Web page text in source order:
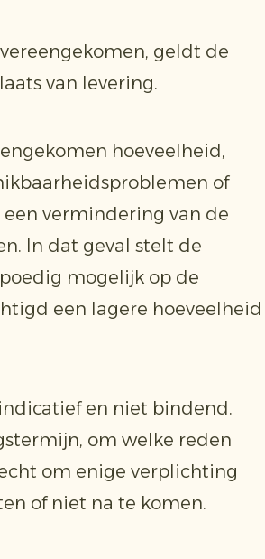
geldt de
van levering.
hoeveelheid,
of
vermindering van de
In dat geval stelt de
mogelijk op de
een lagere hoeveelheid
en niet bindend.
om welke reden
om enige verplichting
of niet na te komen.